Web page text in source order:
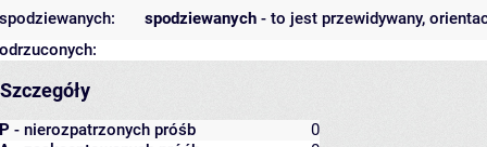
spodziewanych - to jest przewidywany,
spodziewanych:
odrzuconych:
Szczegóły
P - nierozpatrzonych próśb
0